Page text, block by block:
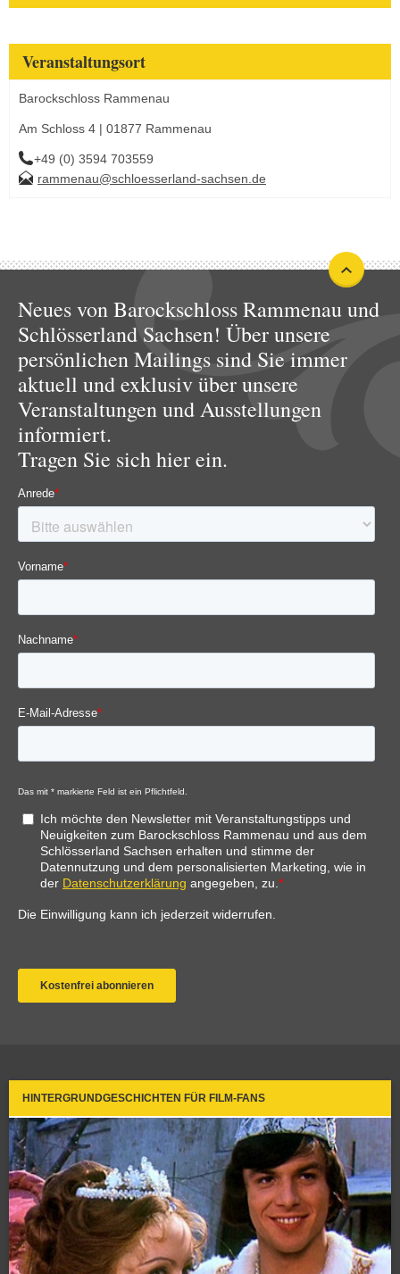
Veranstaltungsort
Barockschloss Rammenau
Am Schloss 4 | 01877 Rammenau
+49 (0) 3594 703559
rammenau@schloesserland-sachsen.de
Neues von Barockschloss Rammenau und
Schlösserland Sachsen! Über unsere
persönlichen Mailings sind Sie immer
aktuell und exklusiv über unsere
Veranstaltungen und Ausstellungen
informiert.
Tragen Sie sich hier ein.
HINTERGRUNDGESCHICHTEN FÜR FILM-FANS